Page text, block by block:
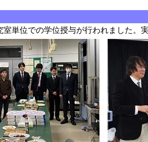
室単位での学位授与が行われました。